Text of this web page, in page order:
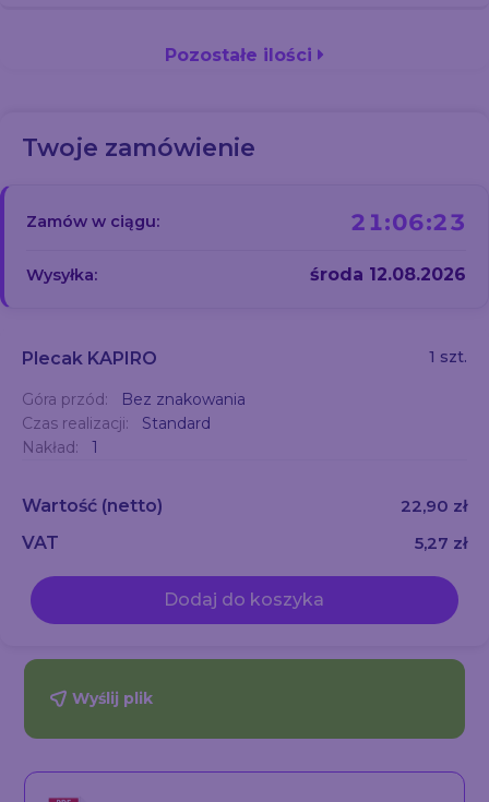
Pozostałe ilości
Twoje zamówienie
Zamów w ciągu: 21:06:23
Wysyłka: środa 12.08.2026
Plecak KAPIRO 1 szt.
Góra przód:
Bez znakowania
Czas realizacji:
Standard
Nakład:
1
Wartość (netto)
22,90 zł
VAT
5,27 zł
Dodaj do koszyka
Wyślij plik